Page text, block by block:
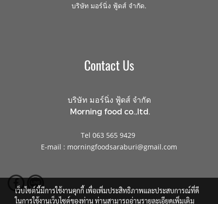
บริษัท มอร์นิ่ง ฟู้ดส์ จำกัด.
Contact Us
บริษัท มอร์นิ่ง ฟู้ดส์ จำกัด
Morning food co.,ltd.
Tel 063 565 9429
E-mail : morningfoodsaraburi@gmail.com
เว็บไซต์นี้มีการใช้งานคุกกี้ เพื่อเพิ่มประสิทธิภาพและประสบการณ์ที่ดี
ในการใช้งานเว็บไซต์ของท่าน ท่านสามารถอ่านรายละเอียดเพิ่มเติม